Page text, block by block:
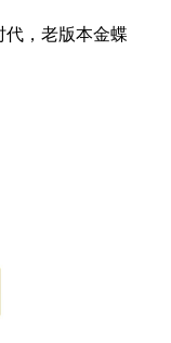
代，老版本金蝶